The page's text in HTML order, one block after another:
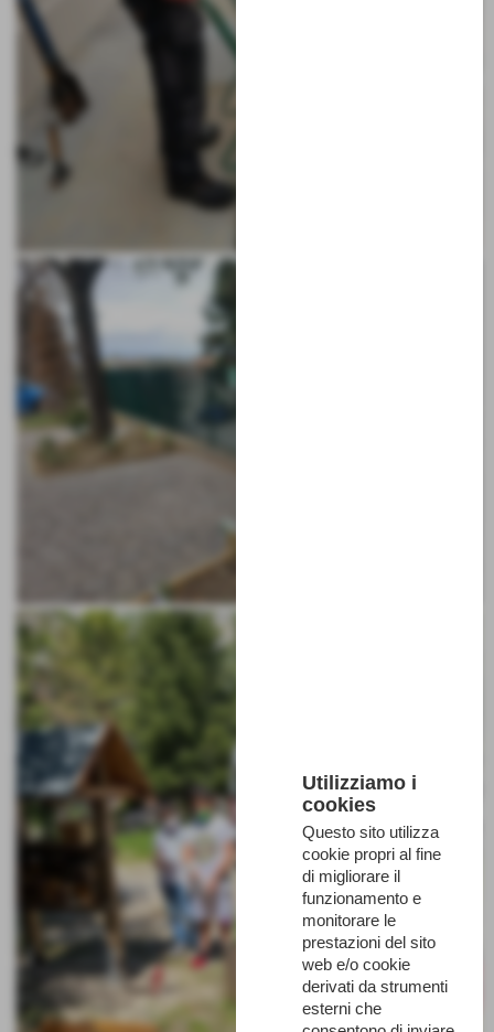
Utilizziamo i
cookies
Questo sito utilizza
cookie propri al fine
di migliorare il
funzionamento e
monitorare le
prestazioni del sito
web e/o cookie
derivati da strumenti
esterni che